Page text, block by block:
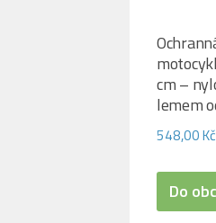
cm –
lemem
548,00Kč
Do